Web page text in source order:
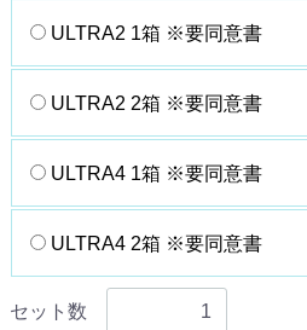
ULTRA2 1箱 ※要同意書
ULTRA2 2箱 ※要同意書
ULTRA4 1箱 ※要同意書
ULTRA4 2箱 ※要同意書
セット数